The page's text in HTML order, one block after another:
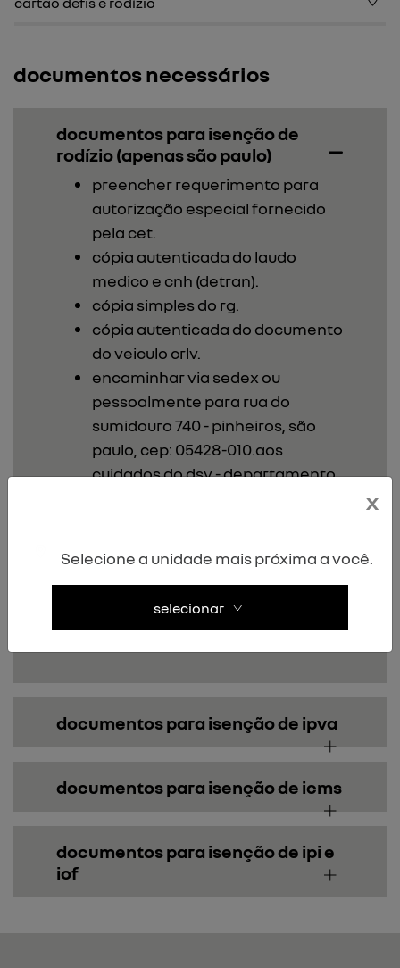
documentos necessários
documentos para isenção de
rodízio (apenas são paulo)
preencher requerimento para
autorização especial fornecido
pela cet.
cópia autenticada do laudo
medico e cnh (detran).
cópia simples do rg.
cópia autenticada do documento
do veiculo crlv.
encaminhar via sedex ou
pessoalmente para rua do
sumidouro 740 - pinheiros, são
paulo, cep: 05428-010.aos
cuidados do dsv - departamento
de ipva.
requerimento acessar o site
documentos para isenção de ipva
documentos para isenção de icms
documentos para isenção de ipi e
iof
x
Selecione a unidade mais próxima a você.
selecionar